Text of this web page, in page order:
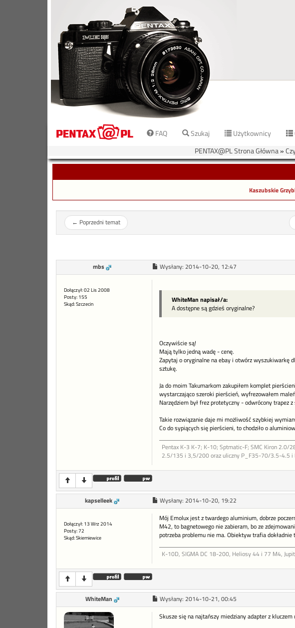
FAQ Szukaj Użytkownicy
PENTAX@PL Strona Główna»
Kaszubskie
← Poprzedni temat
mbs Wysłany: 2014-10-20, 12:47
Dołączył: 02 Lis 2008
Posty: 155
Skąd: Szczecin
WhiteMan napisał/a:
A dostępne są gdzieś oryginalne?
Oczywiście są!
Mają tylko jedną wadę - cenę.
Zapytaj o oryginalne na ebay i otwórz wyszukiwarkę
sztukę.
Ja do moim Takumarkom zakupiłem komplet
wystarczająco szeroki pierścień, wyfrezowałem
Narzędziem był frez protetyczny - odwrócony trapez
Takie rozwiązanie daje mi możliwość szybkiej
Co do sypiących się pierścieni, to chodziło o
Pentax K-3 K-7; K-10; Sptmatic-F; SMC Kiron
2.5/135 i 3,5/200 oraz uliczny P_F35-70/3.5-4.5 i
kapselleek Wysłany: 2014-10-20, 19:22
Dołączył: 13 Wrz 2014
Posty: 72
Skąd: Skierniewice
Mój Emolux jest z twardego aluminium, dobrze
M42, to bagnetowego nie zabieram, bo ze
potrzeba problemu nie ma. Obiektyw trafia
K-10D, SIGMA DC 18-200, Heliosy 44 i 77 M4,
WhiteMan Wysłany: 2014-10-21, 00:45
Skusze się na najtańszy miedziany adapter z